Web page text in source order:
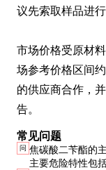
议先索取样品进行
市场价格受原材
场参考价格区间
的供应商合作，
告。
常见问题
问 焦碳酸二苄酯的
主要危险特性包